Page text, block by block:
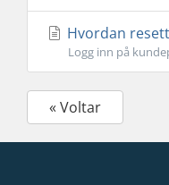
Hvordan
Logg inn på
« Voltar